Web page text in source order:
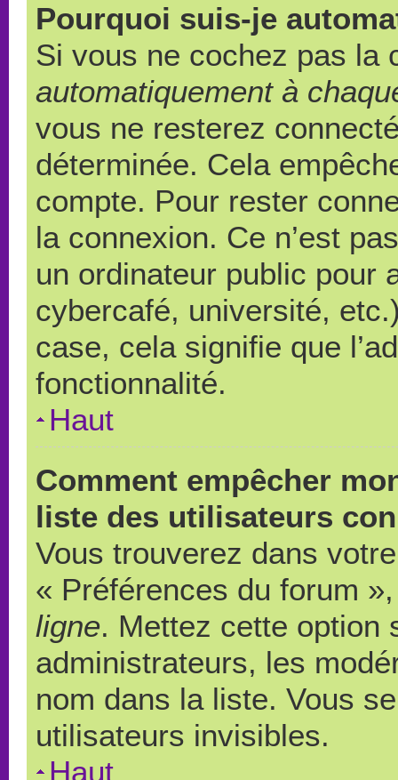
Pourquoi suis-je
Si vous ne cochez pas la
automatiquement à
vous ne resterez
déterminée. Cela
compte. Pour rester
la connexion. Ce n’est
un ordinateur public pour
cybercafé, université,
case, cela signifie que
fonctionnalité.
Haut
Comment empêcher
liste des utilisateurs
Vous trouverez dans
« Préférences du forum
ligne. Mettez cette option
administrateurs, les
nom dans la liste. Vous
utilisateurs invisibles.
Haut